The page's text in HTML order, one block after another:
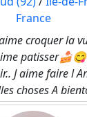
France
croquer la
patisser🍰😋
J aime faire l
choses A